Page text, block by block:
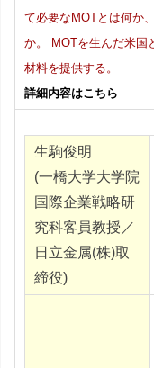
て必要なMOTとは何か
か。 MOTを生んだ米国
材料を提供する。
詳細内容はこちら
生駒俊明
(一橋大学大学院
国際企業戦略研
究科客員教授／
日立金属(株)取
締役)